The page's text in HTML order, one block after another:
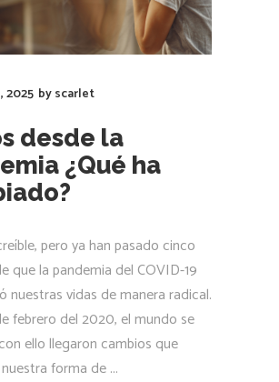
2025 byscarlet
desde la
¿Qué ha
pero ya han pasado cinco
que la pandemia del COVID-19
nuestras vidas de manera radical.
febrero del 2020, el mundo se
ello llegaron cambios que
forma de